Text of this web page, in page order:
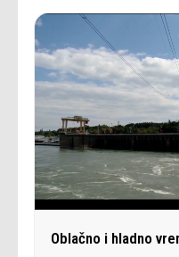
Oblačno i hladno